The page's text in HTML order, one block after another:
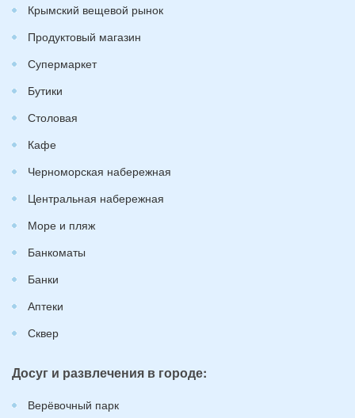
Крымский вещевой рынок
Продуктовый магазин
Супермаркет
Бутики
Столовая
Кафе
Черноморская набережная
Центральная набережная
Море и пляж
Банкоматы
Банки
Аптеки
Сквер
Досуг и развлечения в городе:
Верёвочный парк